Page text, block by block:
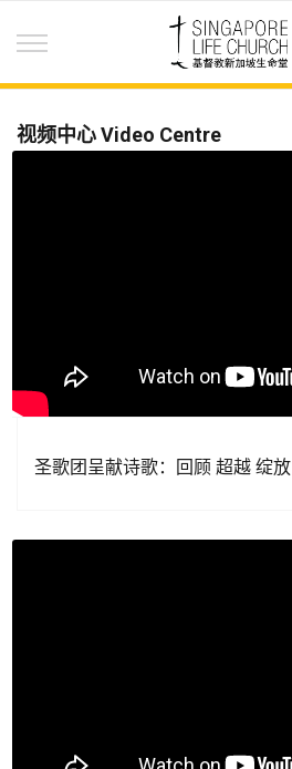
视频中心 Video Centre
圣歌团呈献诗歌：回顾 超越 绽放